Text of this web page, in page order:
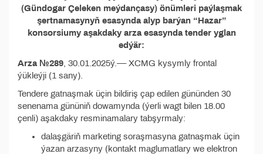
(Gündogar Çeleken meýdançasy) önümleri paýlaşmak
şertnamasynyň esasynda alyp barýan “Hazar”
konsorsiumy aşakdaky arza esasynda tender yglan
edýär:
Arza №289 , 30.01.2025ý.–– XCMG kysymly frontal
ýükleýji (1 sany).
Tendere gatnaşmak üçin bildiriş çap edilen gününden 30
senenama gününiň dowamynda (ýerli wagt bilen 18.00
çenli) aşakdaky resminamalary tabşyrmaly:
dalaşgäriň marketing soraşmasyna gatnaşmak üçin
ýazan arzasyny (kontakt maglumatlary we elektron